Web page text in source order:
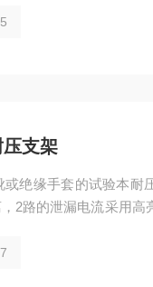
支架
绝缘手套的试验本耐
2路的泄漏电流采用高